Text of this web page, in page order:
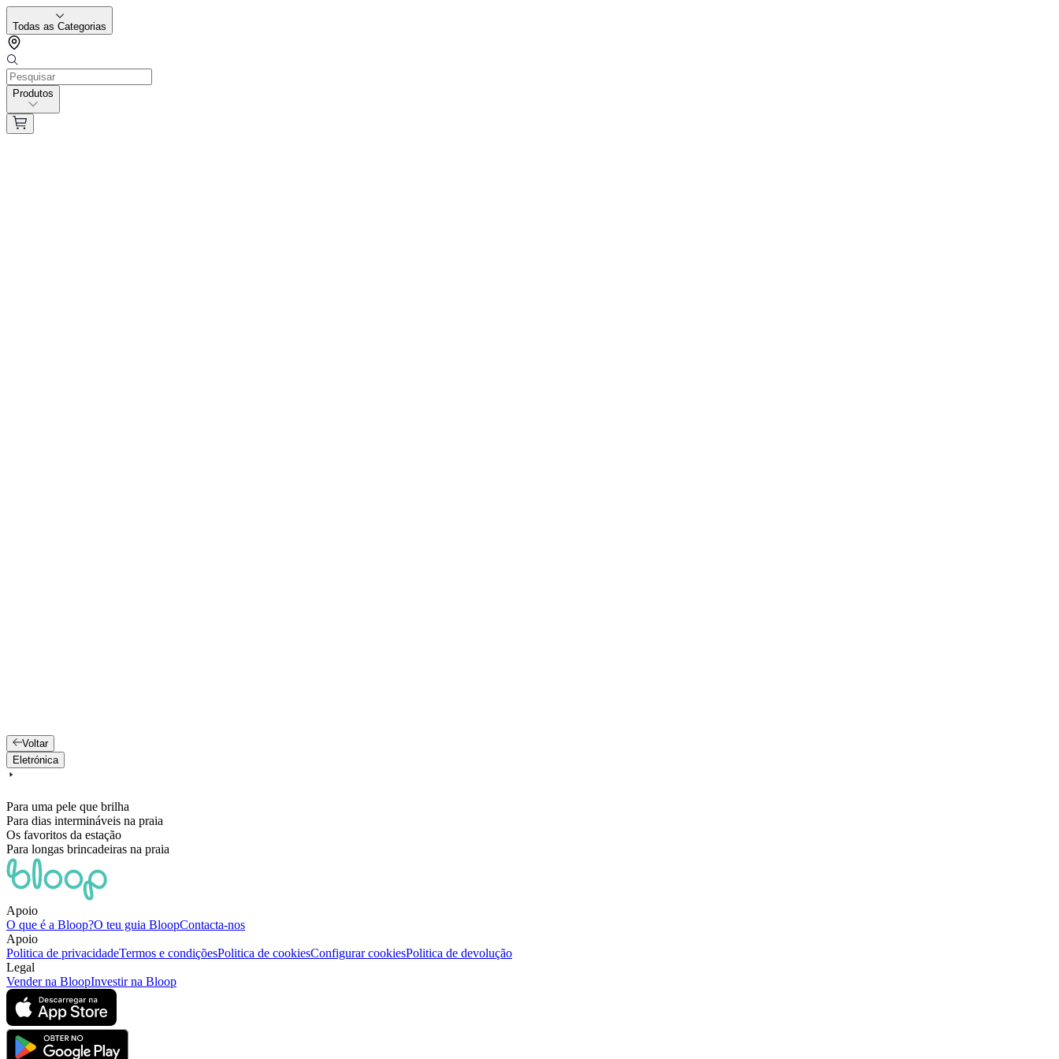
Todas as Categorias
Produtos
Voltar
Eletrónica
Para uma pele que brilha
Para dias intermináveis na praia
Os favoritos da estação
Para longas brincadeiras na praia
Apoio
O que é a Bloop?O teu guia BloopContacta-nos
Apoio
Politica de privacidadeTermos e condiçõesPolitica de cookiesConfigurar cookiesPolitica de devolução
Legal
Vender na BloopInvestir na Bloop